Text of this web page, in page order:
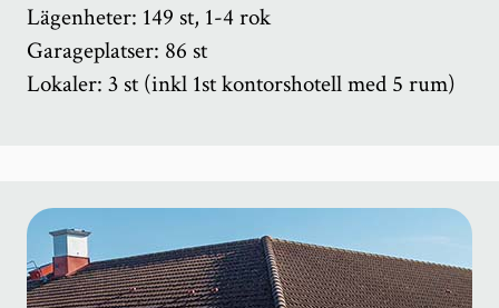
Lägenheter: 149 st, 1-4 rok
Garageplatser: 86 st
Lokaler: 3 st (inkl 1st kontorshotell med 5 rum)